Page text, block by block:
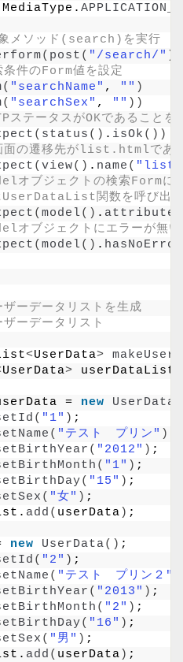
メソッド(search)を実行
( post ( "/search/" )
件のForm値を設定
( "searchName" , "" )
( "searchSex" , "" ))
テータスがOKであることを
( status () . isOk ())
の遷移先がlist.htmlである
( view() . name ( "list"
オブジェクトの検索Formに
関数を呼び出し
( model() . attribute
オブジェクトにエラーが無い
( model() .
ーデータリストを生成
ーデータリスト
<UserData>
UserData>
=
new UserData
( "1" ) ;
( "テスト　プリン" )
( "2012" ) ;
( "1" ) ;
( "15" ) ;
( "女" ) ;
add ( userData ) ;
new UserData() ;
( "2" ) ;
( "テスト　プリン２"
( "2013" ) ;
( "2" ) ;
( "16" ) ;
( "男" ) ;
add ( userData ) ;